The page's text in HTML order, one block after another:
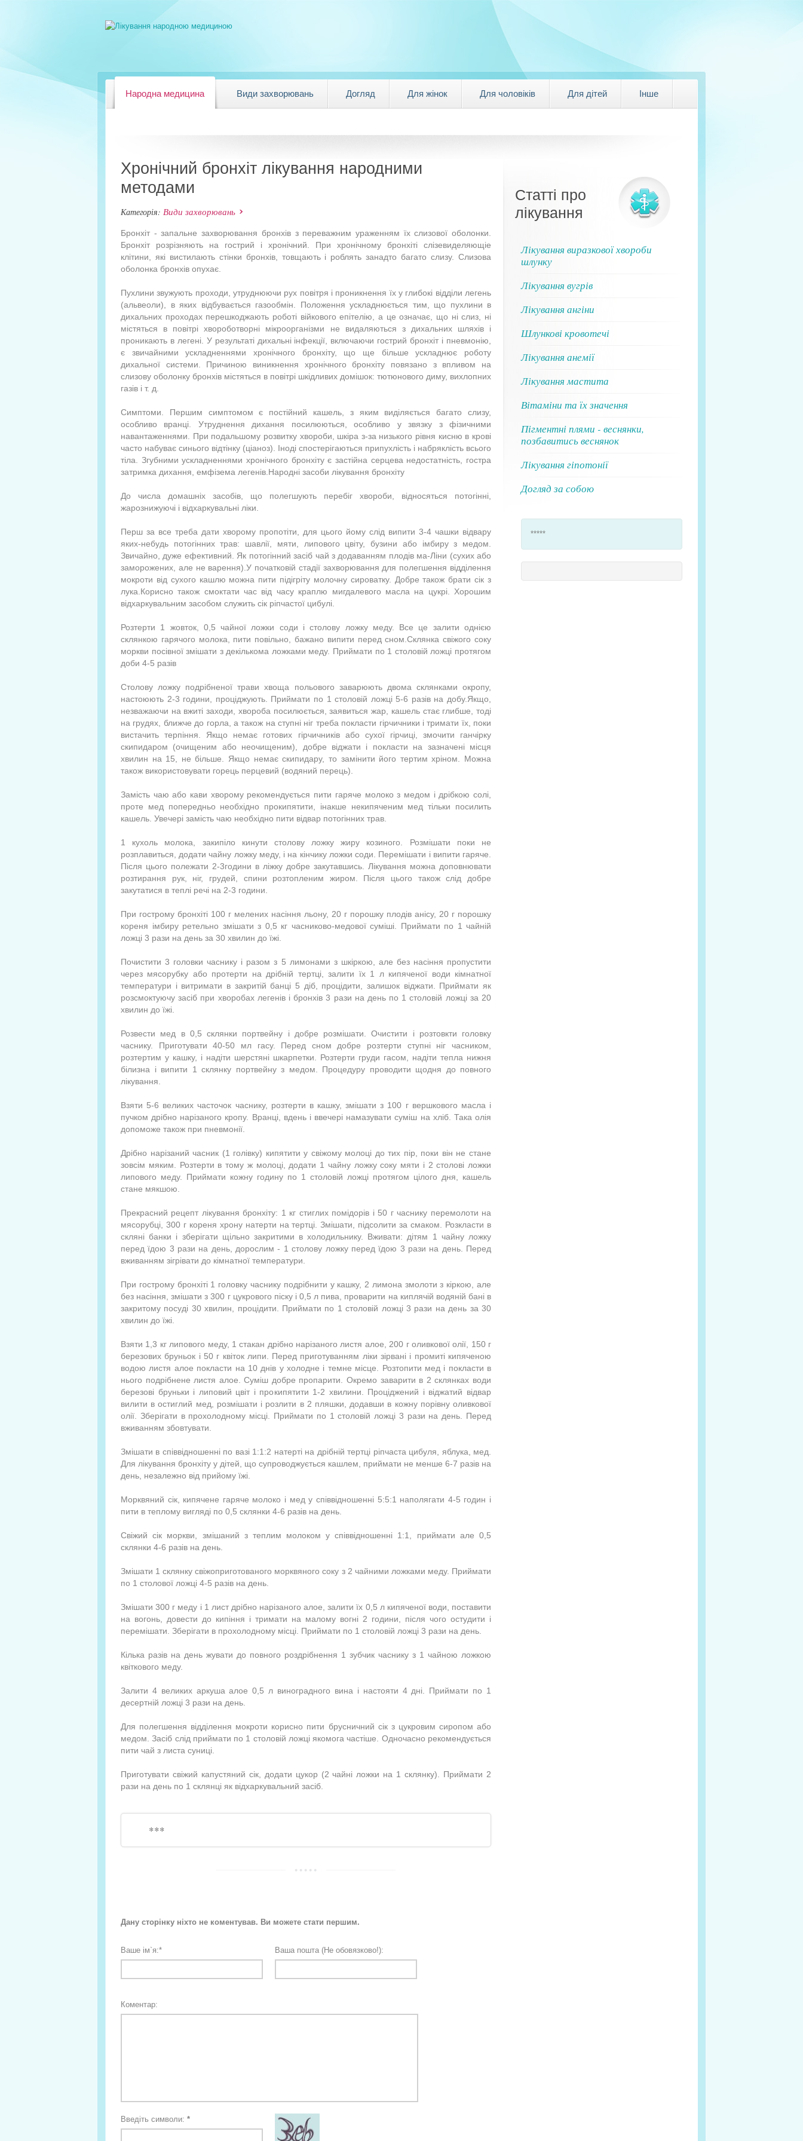
Народна медицина Види захворювань Догляд Для жінок Для чоловіків Для дітей Інше
Хронічний бронхіт лікування народними
методами
Категорія: Види захворювань
Бронхіт - запальне захворювання бронхів з переважним ураженням їх слизової оболонки.
Бронхіт розрізняють на гострий і хронічний. При хронічному бронхіті слізевиделяющіе
клітини, які вистилають стінки бронхів, товщають і роблять занадто багато слизу. Слизова
оболонка бронхів опухає.
Пухлини звужують проходи, утруднюючи рух повітря і проникнення їх у глибокі відділи легень
(альвеоли), в яких відбувається газообмін. Положення ускладнюється тим, що пухлини в
дихальних проходах перешкоджають роботі війкового епітелію, а це означає, що ні слиз, ні
містяться в повітрі хвороботворні мікроорганізми не видаляються з дихальних шляхів і
проникають в легені. У результаті дихальні інфекції, включаючи гострий бронхіт і пневмонію,
є звичайними ускладненнями хронічного бронхіту, що ще більше ускладнює роботу
дихальної системи. Причиною виникнення хронічного бронхіту повязано з впливом на
слизову оболонку бронхів містяться в повітрі шкідливих домішок: тютюнового диму, вихлопних
газів і т. д.
Симптоми. Першим симптомом є постійний кашель, з яким виділяється багато слизу,
особливо вранці. Утруднення дихання посилюються, особливо у звязку з фізичними
навантаженнями. При подальшому розвитку хвороби, шкіра з-за низького рівня кисню в крові
часто набуває синього відтінку (ціаноз). Іноді спостерігаються припухлість і набряклість всього
тіла. Згубними ускладненнями хронічного бронхіту є застійна серцева недостатність, гостра
затримка дихання, емфізема легенів.Народні засоби лікування бронхіту
До числа домашніх засобів, що полегшують перебіг хвороби, відносяться потогінні,
жарознижуючі і відхаркувальні ліки.
Перш за все треба дати хворому пропотіти, для цього йому слід випити 3-4 чашки відвару
яких-небудь потогінних трав: шавлії, мяти, липового цвіту, бузини або імбиру з медом.
Звичайно, дуже ефективний. Як потогінний засіб чай з додаванням плодів ма-Ліни (сухих або
заморожених, але не варення).У початковій стадії захворювання для полегшення відділення
мокроти від сухого кашлю можна пити підігріту молочну сироватку. Добре також брати сік з
лука.Корисно також смоктати час від часу краплю мигдалевого масла на цукрі. Хорошим
відхаркувальним засобом служить сік ріпчастої цибулі.
Розтерти 1 жовток, 0,5 чайної ложки соди і столову ложку меду. Все це залити однією
склянкою гарячого молока, пити повільно, бажано випити перед сном.Склянка свіжого соку
моркви посівної змішати з декількома ложками меду. Приймати по 1 столовій ложці протягом
доби 4-5 разів
Столову ложку подрібненої трави хвоща польового заварюють двома склянками окропу,
настоюють 2-3 години, проціджують. Приймати по 1 столовій ложці 5-6 разів на добу.Якщо,
незважаючи на вжиті заходи, хвороба посилюється, заявиться жар, кашель стає глибше, тоді
на грудях, ближче до горла, а також на ступні ніг треба покласти гірчичники і тримати їх, поки
вистачить терпіння. Якщо немає готових гірчичників або сухої гірчиці, змочити ганчірку
скипидаром (очищеним або неочищеним), добре віджати і покласти на зазначені місця
хвилин на 15, не більше. Якщо немає скипидару, то замінити його тертим хріном. Можна
також використовувати горець перцевий (водяний перець).
Замість чаю або кави хворому рекомендується пити гаряче молоко з медом і дрібкою солі,
проте мед попередньо необхідно прокипятити, інакше некипяченим мед тільки посилить
кашель. Увечері замість чаю необхідно пити відвар потогінних трав.
1 кухоль молока, закипіло кинути столову ложку жиру козиного. Розмішати поки не
розплавиться, додати чайну ложку меду, і на кінчику ложки соди. Перемішати і випити гаряче.
Після цього полежати 2-3години в ліжку добре закутавшись. Лікування можна доповнювати
розтирання рук, ніг, грудей, спини розтопленим жиром. Після цього також слід добре
закутатися в теплі речі на 2-3 години.
При гострому бронхіті 100 г мелених насіння льону, 20 г порошку плодів анісу, 20 г порошку
кореня імбиру ретельно змішати з 0,5 кг часниково-медової суміші. Приймати по 1 чайній
ложці 3 рази на день за 30 хвилин до їжі.
Почистити 3 головки часнику і разом з 5 лимонами з шкіркою, але без насіння пропустити
через мясорубку або протерти на дрібній тертці, залити їх 1 л кипяченої води кімнатної
температури і витримати в закритій банці 5 діб, процідити, залишок віджати. Приймати як
розсмоктуючу засіб при хворобах легенів і бронхів 3 рази на день по 1 столовій ложці за 20
хвилин до їжі.
Розвести мед в 0,5 склянки портвейну і добре розмішати. Очистити і розтовкти головку
часнику. Приготувати 40-50 мл гасу. Перед сном добре розтерти ступні ніг часником,
розтертим у кашку, і надіти шерстяні шкарпетки. Розтерти груди гасом, надіти тепла нижня
білизна і випити 1 склянку портвейну з медом. Процедуру проводити щодня до повного
лікування.
Взяти 5-6 великих часточок часнику, розтерти в кашку, змішати з 100 г вершкового масла і
пучком дрібно нарізаного кропу. Вранці, вдень і ввечері намазувати суміш на хліб. Така олія
допоможе також при пневмонії.
Дрібно нарізаний часник (1 голівку) кипятити у свіжому молоці до тих пір, поки він не стане
зовсім мяким. Розтерти в тому ж молоці, додати 1 чайну ложку соку мяти і 2 столові ложки
липового меду. Приймати кожну годину по 1 столовій ложці протягом цілого дня, кашель
стане мякшою.
Прекрасний рецепт лікування бронхіту: 1 кг стиглих помідорів і 50 г часнику перемолоти на
мясорубці, 300 г кореня хрону натерти на тертці. Змішати, підсолити за смаком. Розкласти в
скляні банки і зберігати щільно закритими в холодильнику. Вживати: дітям 1 чайну ложку
перед їдою 3 рази на день, дорослим - 1 столову ложку перед їдою 3 рази на день. Перед
вживанням зігрівати до кімнатної температури.
При гострому бронхіті 1 головку часнику подрібнити у кашку, 2 лимона змолоти з кіркою, але
без насіння, змішати з 300 г цукрового піску і 0,5 л пива, проварити на киплячій водяній бані в
закритому посуді 30 хвилин, процідити. Приймати по 1 столовій ложці 3 рази на день за 30
хвилин до їжі.
Взяти 1,3 кг липового меду, 1 стакан дрібно нарізаного листя алое, 200 г оливкової олії, 150 г
березових бруньок і 50 г квіток липи. Перед приготуванням ліки зірвані і промиті кипяченою
водою листя алое покласти на 10 днів у холодне і темне місце. Розтопити мед і покласти в
нього подрібнене листя алое. Суміш добре пропарити. Окремо заварити в 2 склянках води
березові бруньки і липовий цвіт і прокипятити 1-2 хвилини. Проціджений і віджатий відвар
вилити в остиглий мед, розмішати і розлити в 2 пляшки, додавши в кожну порівну оливкової
олії. Зберігати в прохолодному місці. Приймати по 1 столовій ложці 3 рази на день. Перед
вживанням збовтувати.
Змішати в співвідношенні по вазі 1:1:2 натерті на дрібній тертці ріпчаста цибуля, яблука, мед.
Для лікування бронхіту у дітей, що супроводжується кашлем, приймати не менше 6-7 разів на
день, незалежно від прийому їжі.
Морквяний сік, кипячене гаряче молоко і мед у співвідношенні 5:5:1 наполягати 4-5 годин і
пити в теплому вигляді по 0,5 склянки 4-6 разів на день.
Свіжий сік моркви, змішаний з теплим молоком у співвідношенні 1:1, приймати але 0,5
склянки 4-6 разів на день.
Змішати 1 склянку свіжоприготованого морквяного соку з 2 чайними ложками меду. Приймати
по 1 столової ложці 4-5 разів на день.
Змішати 300 г меду і 1 лист дрібно нарізаного алое, залити їх 0,5 л кипяченої води, поставити
на вогонь, довести до кипіння і тримати на малому вогні 2 години, після чого остудити і
перемішати. Зберігати в прохолодному місці. Приймати по 1 столовій ложці 3 рази на день.
Кілька разів на день жувати до повного роздрібнення 1 зубчик часнику з 1 чайною ложкою
квіткового меду.
Залити 4 великих аркуша алое 0,5 л виноградного вина і настояти 4 дні. Приймати по 1
десертній ложці 3 рази на день.
Для полегшення відділення мокроти корисно пити брусничний сік з цукровим сиропом або
медом. Засіб слід приймати по 1 столовій ложці якомога частіше. Одночасно рекомендується
пити чай з листа суниці.
Приготувати свіжий капустяний сік, додати цукор (2 чайні ложки на 1 склянку). Приймати 2
рази на день по 1 склянці як відхаркувальний засіб.
***
Дану сторінку ніхто не коментував. Ви можете стати першим.
Ваше ім`я:* Ваша пошта (Не обовязково!):
Коментар:
Введіть символи: *
Статті про
лікування
Лікування виразкової хвороби
шлунку
Лікування вугрів
Лікування ангіни
Шлункові кровотечі
Лікування анемії
Лікування мастита
Вітаміни та їх значення
Пігментні плями - веснянки,
позбавитись веснянок
Лікування гіпотонії
Догляд за собою
*****